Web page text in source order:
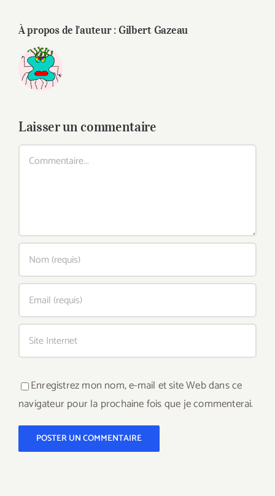
À propos de l'auteur : Gilbert Gazeau
Laisser un commentaire
Commentaire
Enregistrez mon nom, e-mail et site Web dans ce
navigateur pour la prochaine fois que je commenterai.